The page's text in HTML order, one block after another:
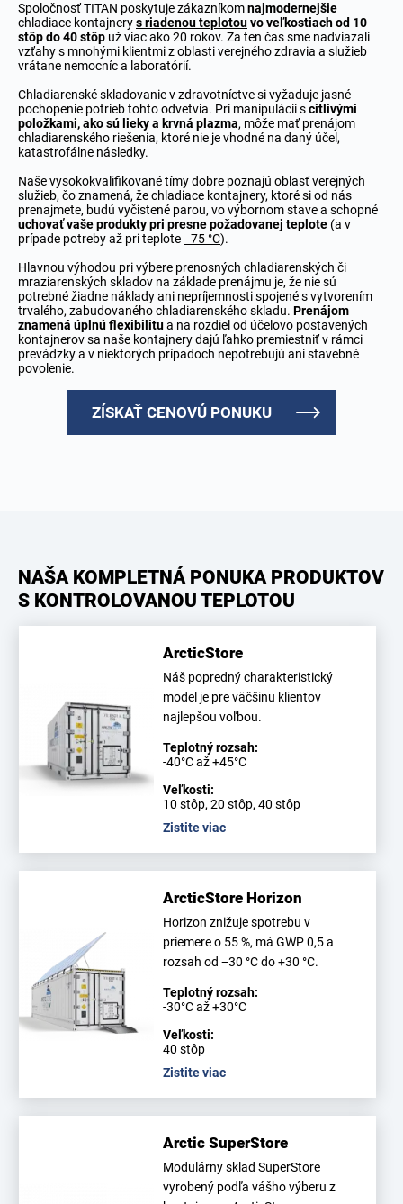
Spoločnosť TITAN poskytuje zákazníkomnajmodernejšie
chladiace kontajnerys riadenou teplotouvo veľkostiach od 10
stôp do 40 stôp už viac ako 20 rokov. Za ten čas sme nadviazali
vzťahy s mnohými klientmi z oblasti verejného zdravia a služieb
vrátane nemocníc a laboratórií.
Chladiarenské skladovanie v zdravotníctve si vyžaduje jasné
pochopenie potrieb tohto odvetvia. Pri manipulácii scitlivými
položkami, ako sú lieky a krvná plazma, môže mať prenájom
chladiarenského riešenia, ktoré nie je vhodné na daný účel,
katastrofálne následky.
Naše vysokokvalifikované tímy dobre poznajú oblasť verejných
služieb, čo znamená, že chladiace kontajnery, ktoré si od nás
prenajmete, budú vyčistené parou, vo výbornom stave a schopné
uchovať vaše produkty pri presne požadovanej teplote (a v
prípade potreby až pri teplote–75 °C).
Hlavnou výhodou pri výbere prenosných chladiarenských či
mraziarenských skladov na základe prenájmu je, že nie sú
potrebné žiadne náklady ani nepríjemnosti spojené s vytvorením
trvalého, zabudovaného chladiarenského skladu. Prenájom
znamená úplnú flexibilitua na rozdiel od účelovo postavených
kontajnerov sa naše kontajnery dajú ľahko premiestniť v rámci
prevádzky a v niektorých prípadoch nepotrebujú ani stavebné
povolenie.
ZÍSKAŤ CENOVÚ PONUKU
NAŠA KOMPLETNÁ PONUKA PRODUKTOV
S KONTROLOVANOU TEPLOTOU
ArcticStore
Náš popredný charakteristický
model je pre väčšinu klientov
najlepšou voľbou.
Teplotný rozsah:
-40°C až +45°C
Veľkosti:
10 stôp, 20 stôp, 40 stôp
Zistite viac
ArcticStore Horizon
Horizon znižuje spotrebu v
priemere o 55 %, má GWP 0,5 a
rozsah od −30 °C do +30 °C.
Teplotný rozsah:
-30°C až +30°C
Veľkosti:
40 stôp
Zistite viac
Arctic SuperStore
Modulárny sklad SuperStore
vyrobený podľa vášho výberu z